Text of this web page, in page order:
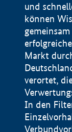
und
können
Markt
verortet,
In den